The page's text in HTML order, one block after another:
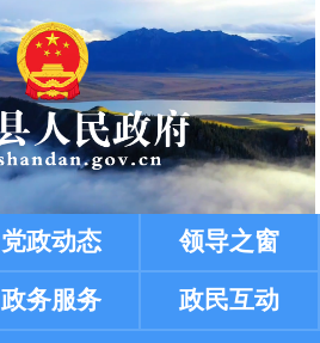
党政动态 领导之窗
政务服务 政民互动